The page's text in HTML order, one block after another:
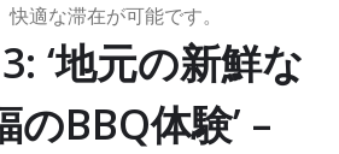
適な滞在が可能です。
‘地元の新鮮な
BBQ体験’ –